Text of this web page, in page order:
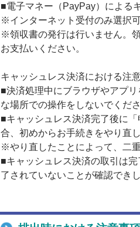
■電子マネー（PayPay）による
※インターネット受付のみ選択
※領収書の発行は行いません。
お支払いください。
キャッシュレス決済における注
■決済処理中にブラウザやアプ
な場所での操作をしないでくださ
■キャッシュレス決済完了後に
合、初めからお手続きをやり直
※やり直したことによって、二
■キャッシュレス決済の取引は
了されていないことが確認でき